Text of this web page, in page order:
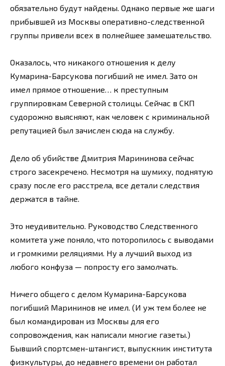
обязательно будут найдены. Однако первые же шаги
прибывшей из Москвы оперативно-следственной
группы привели всех в полнейшее замешательство.
Оказалось, что никакого отношения к делу
Кумарина-Барсукова погибший не имел. Зато он
имел прямое отношение… к преступным
группировкам Северной столицы. Сейчас в СКП
судорожно выясняют, как человек с криминальной
репутацией был зачислен сюда на службу.
Дело об убийстве Дмитрия Марининова сейчас
строго засекречено. Несмотря на шумиху, поднятую
сразу после его расстрела, все детали следствия
держатся в тайне.
Это неудивительно. Руководство Следственного
комитета уже поняло, что поторопилось с выводами
и громкими реляциями. Ну а лучший выход из
любого конфуза — попросту его замолчать.
Ничего общего с делом Кумарина-Барсукова
погибший Марининов не имел. (И уж тем более не
был командирован из Москвы для его
сопровождения, как написали многие газеты.)
Бывший спортсмен-штангист, выпускник института
физкультуры, до недавнего времени он работал